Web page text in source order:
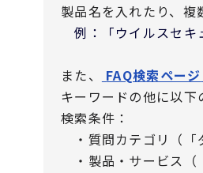
製品名を入れたり、複
例：「ウイルスセ
また、 FAQ検索ページ
キーワードの他に以下
検索条件：
・質問カテゴリ（「
・製品・サービス（